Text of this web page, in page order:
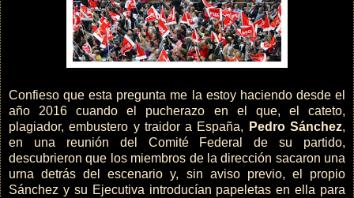
Confieso que esta pregunta me la estoy haciendo desde el
año 2016 cuando el pucherazo en el que, el cateto,
plagiador, embustero y traidor a España, Pedro Sánchez,
en una reunión del Comité Federal de su partido,
descubrieron que los miembros de la dirección sacaron una
urna detrás del escenario y, sin aviso previo, el propio
Sánchez y su Ejecutiva introducían papeletas en ella para